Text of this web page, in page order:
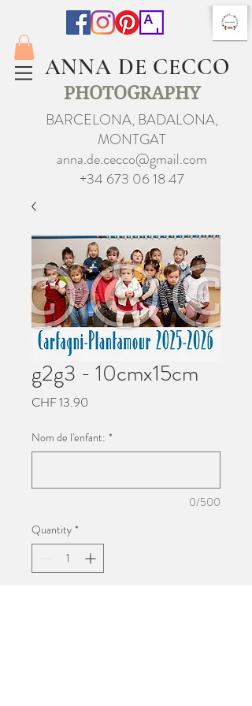
ANNA DE CECCO
PHOTOGRAPHY
BARCELONA, BADALONA,
MONTGAT
anna.de.cecco@gmail.com
+34 673 06 18 47
g2g3 - 10cmx15cm
CHF 13.90
Nom de l'enfant: *
0/500
Quantity *